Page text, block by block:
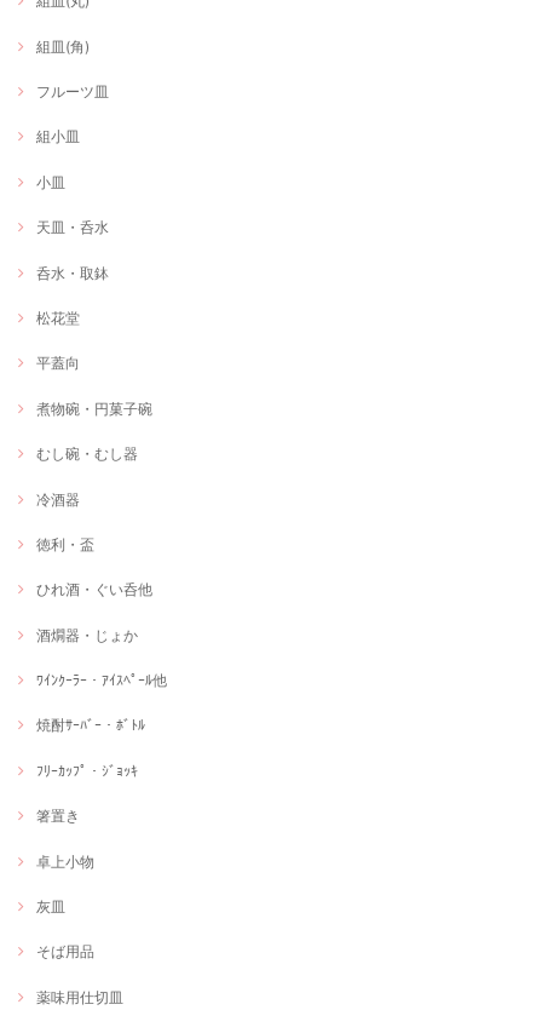
組皿(角)
フルーツ皿
組小皿
小皿
天皿・呑水
呑水・取鉢
松花堂
平蓋向
煮物碗・円菓子碗
むし碗・むし器
冷酒器
徳利・盃
ひれ酒・ぐい呑他
酒燗器・じょか
ﾜｲﾝｸｰﾗｰ・ｱｲｽﾍﾟｰﾙ他
焼酎ｻｰﾊﾞｰ・ﾎﾞﾄﾙ
ﾌﾘｰｶｯﾌﾟ・ｼﾞｮｯｷ
箸置き
卓上小物
灰皿
そば用品
薬味用仕切皿